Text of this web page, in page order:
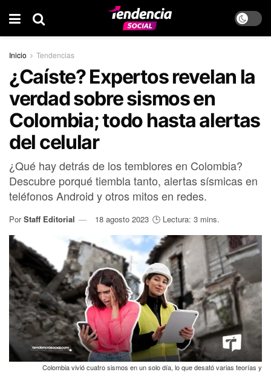
Inicio Tendencias
¿Caíste? Expertos revelan la
verdad sobre sismos en
Colombia; todo hasta alertas
del celular
¿Qué hay detrás de los temblores en Colombia?
Descubre porqué tiembla tanto, alertas sísmicas en
teléfonos Android y otros mitos en redes.
Por Staff Editorial 18 agosto 2023 🕒 Lectura: 3 mins.
Colombia vivió cuatro sismos en un solo día, lo que desató varias teorías y